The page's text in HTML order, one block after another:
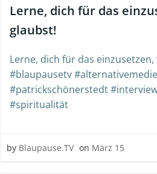
Lerne, dich für das
glaubst!
Lerne, dich für das
#blaupausetv
#patrickschönerstedt
#spiritualität
by Blaupause.TV on März 15